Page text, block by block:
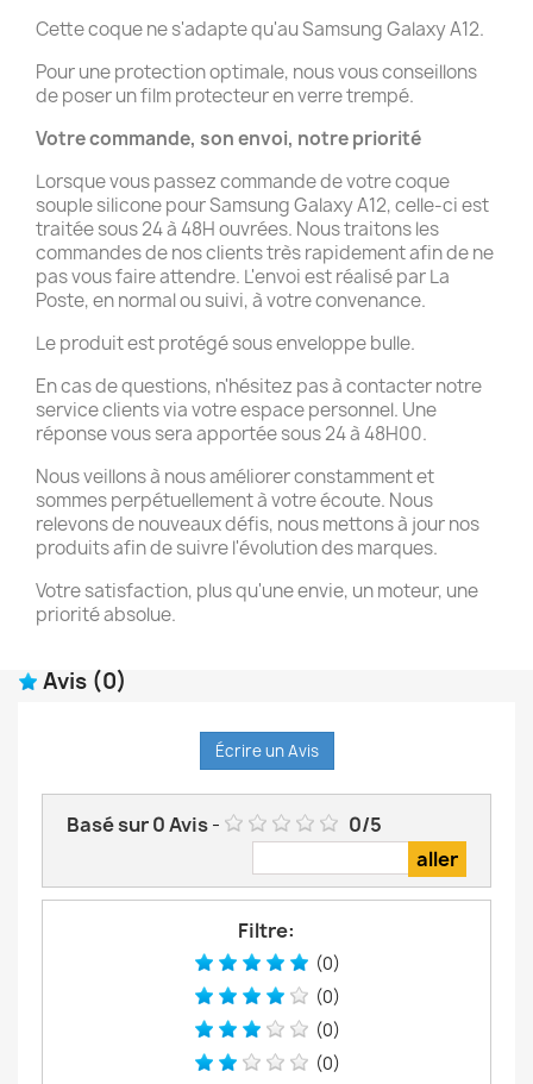
Cette coque ne s'adapte qu'au Samsung Galaxy A12.
Pour une protection optimale, nous vous conseillons
de poser un film protecteur en verre trempé.
Votre commande, son envoi, notre priorité
Lorsque vous passez commande de votre coque
souple silicone pour Samsung Galaxy A12, celle-ci est
traitée sous 24 à 48H ouvrées. Nous traitons les
commandes de nos clients très rapidement afin de ne
pas vous faire attendre. L'envoi est réalisé par La
Poste, en normal ou suivi, à votre convenance.
Le produit est protégé sous enveloppe bulle.
En cas de questions, n'hésitez pas à contacter notre
service clients via votre espace personnel. Une
réponse vous sera apportée sous 24 à 48H00.
Nous veillons à nous améliorer constamment et
sommes perpétuellement à votre écoute. Nous
relevons de nouveaux défis, nous mettons à jour nos
produits afin de suivre l'évolution des marques.
Votre satisfaction, plus qu'une envie, un moteur, une
priorité absolue.
Avis (0)
Écrire un Avis
Basé sur0Avis- 0/5
Filtre:
(0)
(0)
(0)
(0)